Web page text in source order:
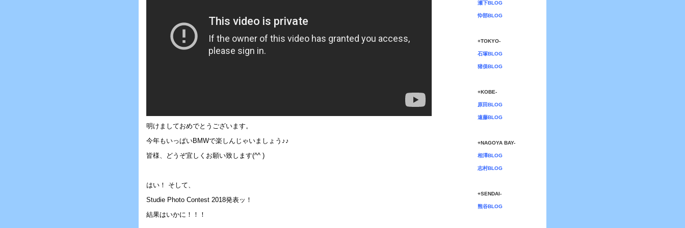
明けましておめでとうございます。
今年もいっぱいBMWで楽しんじゃいましょう♪♪
皆様、どうぞ宜しくお願い致します(^^ )ゞ
はい！ そして、
Studie Photo Contest 2018発表ッ！
結果はいかに！！！
瀬下BLOG
忰部BLOG
+TOKYO-
石塚BLOG
猪俣BLOG
+KOBE-
原田BLOG
遠藤BLOG
+NAGOYA BAY-
相澤BLOG
志村BLOG
+SENDAI-
熊谷BLOG